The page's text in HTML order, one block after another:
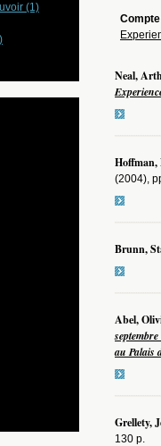
Neal,
Hoffman,
(2004),
Brunn,
Abel,
au Palais
Grellety,
130 p.
(1)